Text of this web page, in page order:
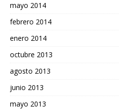
mayo 2014
febrero 2014
enero 2014
octubre 2013
agosto 2013
junio 2013
mayo 2013